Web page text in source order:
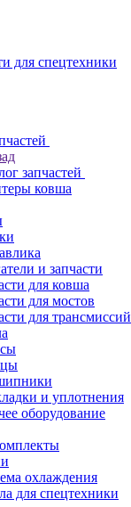
запчастей
ковша
и запчасти
для ковша
для мостов
для трансмиссий
и уплотнения
оборудование
охлаждения
для спецтехники